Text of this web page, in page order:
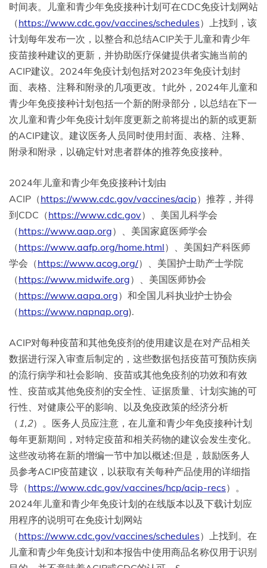
时间表。儿童和青少年免疫接种计划可在CDC免疫计划网站
（https://www.cdc.gov/vaccines/schedules）上找到，该
计划每年发布一次，以整合和总结ACIP关于儿童和青少年
疫苗接种建议的更新，并协助医疗保健提供者实施当前的
ACIP建议。2024年免疫计划包括对2023年免疫计划封
面、表格、注释和附录的几项更改。†此外，2024年儿童和
青少年免疫接种计划包括一个新的附录部分，以总结在下一
次儿童和青少年免疫计划年度更新之前将提出的新的或更新
的ACIP建议。建议医务人员同时使用封面、表格、注释、
附录和附录，以确定针对患者群体的推荐免疫接种。
2024年儿童和青少年免疫接种计划由
ACIP（https://www.cdc.gov/vaccines/acip）推荐，并得
到CDC（https://www.cdc.gov）、美国儿科学会
（https://www.aap.org）、美国家庭医师学会
（https://www.aafp.org/home.html）、美国妇产科医师
学会（https://www.acog.org/）、美国护士助产士学院
（https://www.midwife.org）、美国医师协会
（https://www.aapa.org）和全国儿科执业护士协会
（https://www.napnap.org).
ACIP对每种疫苗和其他免疫剂的使用建议是在对产品相关
数据进行深入审查后制定的，这些数据包括疫苗可预防疾病
的流行病学和社会影响、疫苗或其他免疫剂的功效和有效
性、疫苗或其他免疫剂的安全性、证据质量、计划实施的可
行性、对健康公平的影响、以及免疫政策的经济分析
（ 1,2）。医务人员应注意，在儿童和青少年免疫接种计划
每年更新期间，对特定疫苗和相关药物的建议会发生变化。
这些改动将在新的增编一节中加以概述;但是，鼓励医务人
员参考ACIP疫苗建议，以获取有关每种产品使用的详细指
导（https://www.cdc.gov/vaccines/hcp/acip-recs）。
2024年儿童和青少年免疫计划的在线版本以及下载计划应
用程序的说明可在免疫计划网站
（https://www.cdc.gov/vaccines/schedules）上找到。在
儿童和青少年免疫计划和本报告中使用商品名称仅用于识别